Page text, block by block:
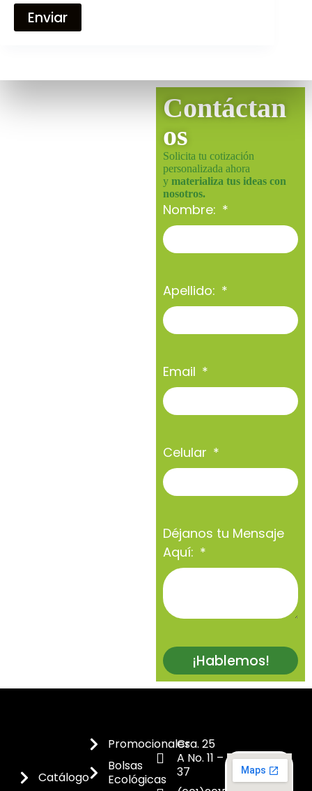
Enviar
Contáctan
os
Solicita tu cotización
personalizada ahora
y materializa tus ideas con
nosotros.
Nombre:
Apellido:
Email
Celular
Déjanos tu Mensaje
Aquí:
¡Hablemos!
Catálogo
Promocionales
Bolsas
Ecológicas
Cra. 25
A No. 11 –
37